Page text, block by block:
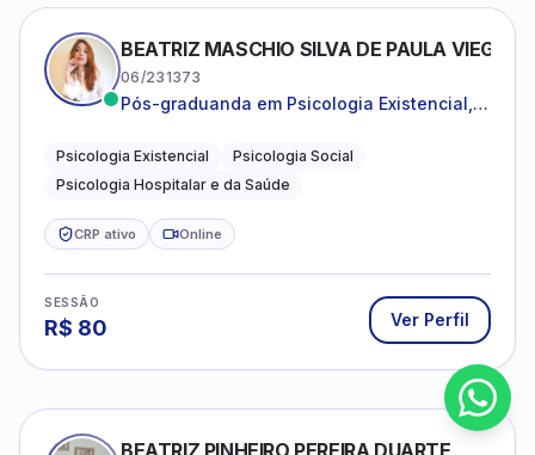
BEATRIZ MASCHIO SILVA DE PAULA VIEGAS
06/231373
Pós-graduanda em Psicologia Existencial,
da Saúde.
Psicologia Existencial
Psicologia Social
Psicologia Hospitalar e da Saúde
CRP ativo Online
SESSÃO
R$ 80 Ver Perfil
BEATRIZ PINHEIRO PEREIRA DUARTE